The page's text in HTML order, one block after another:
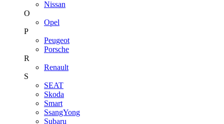
Nissan
O
Opel
P
Peugeot
Porsche
R
Renault
S
SEAT
Skoda
Smart
SsangYong
Subaru